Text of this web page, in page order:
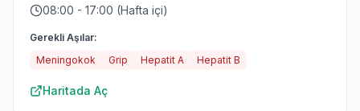
08:00 - 17:00 (Hafta içi)
Gerekli Aşılar:
Meningokok
Grip Hepatit A Hepatit B
Haritada Aç